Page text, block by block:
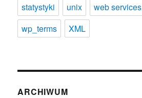
statystyki
unix web services
wp_terms
XML
ARCHIWUM